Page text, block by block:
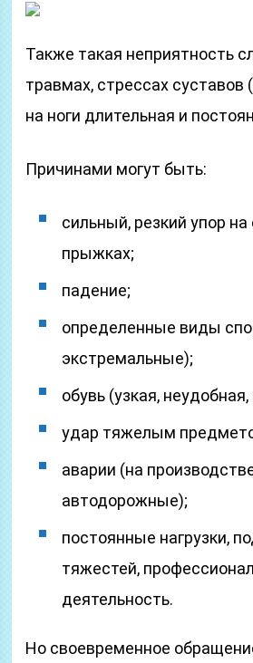
Также такая неприятность
травмах, стрессах суставов
на ноги длительная и
Причинами могут быть:
сильный, резкий упор
прыжках;
падение;
определенные виды
экстремальные);
обувь (узкая,
удар тяжелым
аварии (на
автодорожные);
постоянные нагрузки,
тяжестей,
деятельность.
Но своевременное